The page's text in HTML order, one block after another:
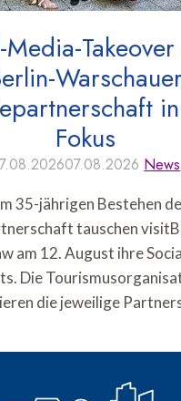
Media-
Fokus
07.08.2026 News
35-jährigen Bestehen
tauschen
am 12. August ihre
Die
die jeweilige